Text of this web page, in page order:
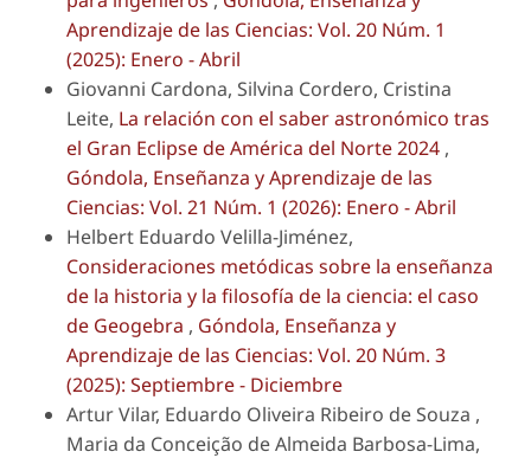
Aprendizaje de las Ciencias: Vol. 20 Núm. 1
(2025): Enero - Abril
Giovanni Cardona, Silvina Cordero, Cristina
Leite, La relación con el saber astronómico tras
el Gran Eclipse de América del Norte 2024 ,
Góndola, Enseñanza y Aprendizaje de las
Ciencias: Vol. 21 Núm. 1 (2026): Enero - Abril
Helbert Eduardo Velilla-Jiménez,
Consideraciones metódicas sobre la enseñanza
de la historia y la filosofía de la ciencia: el caso
de Geogebra , Góndola, Enseñanza y
Aprendizaje de las Ciencias: Vol. 20 Núm. 3
(2025): Septiembre - Diciembre
Artur Vilar, Eduardo Oliveira Ribeiro de Souza ,
Maria da Conceição de Almeida Barbosa-Lima,